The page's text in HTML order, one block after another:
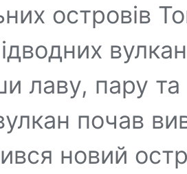
островів
лаву, пару та
почав
новий